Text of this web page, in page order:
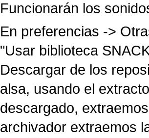
Funcionarán los
En preferencias ->
"Usar biblioteca
Descargar de los
alsa, usando el
descargado,
archivador extraemos